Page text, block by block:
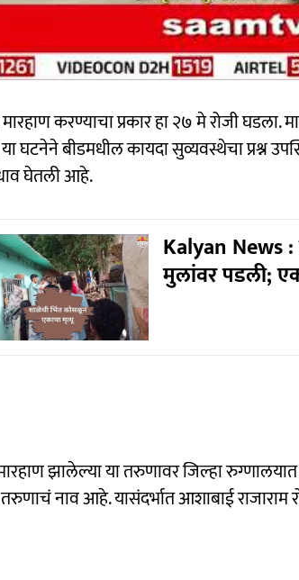
करण्याचा प्रकार हा २७ मे रोजी घडला.
घटनेने बीडमधील कायदा सुव्यवस्थेचा प्रश्न
घेतली आहे.
Kalyan News
मुलांवर पडली;
झालेल्या या तरुणावर जिल्हा
नाव आहे. यासंदर्भात आशाबाई राजाराम